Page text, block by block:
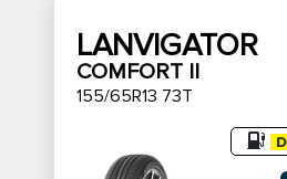
LANVIGATOR
COMFORT II
155/65R13 73T